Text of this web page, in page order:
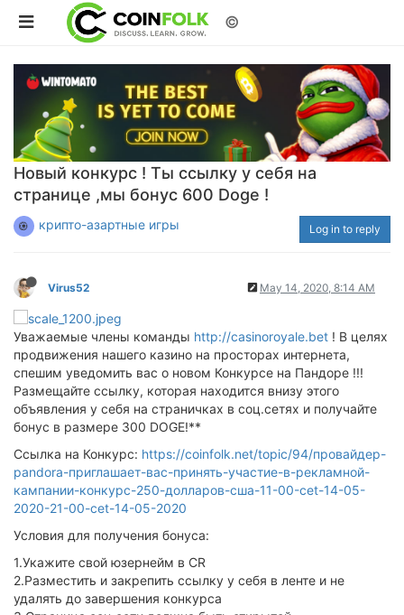
©
Новый конкурс ! Ты ссылку у себя на
странице ,мы бонус 600 Doge !
крипто-азартные игры Log in to reply
Virus52 May 14, 2020, 8:14 AM
Уважаемые члены команды http://casinoroyale.bet ! В целях
продвижения нашего казино на просторах интернета,
спешим уведомить вас о новом Конкурсе на Пандоре !!!
Размещайте ссылку, которая находится внизу этого
объявления у себя на страничках в соц.сетях и получайте
бонус в размере 300 DOGE!**
Ссылка на Конкурс: https://coinfolk.net/topic/94/провайдер-
pandora-приглашает-вас-принять-участие-в-рекламной-
кампании-конкурс-250-долларов-сша-11-00-cet-14-05-
2020-21-00-cet-14-05-2020
Условия для получения бонуса:
1.Укажите свой юзернейм в CR
2.Разместить и закрепить ссылку у себя в ленте и не
удалять до завершения конкурса